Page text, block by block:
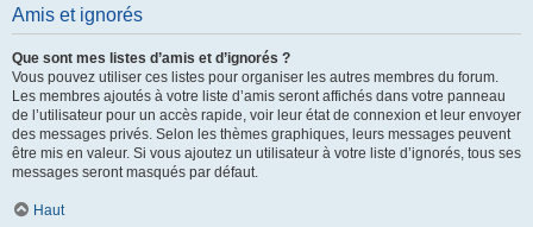
Amis et ignorés
Que sont mes listes d’amis et d’ignorés ?
Vous pouvez utiliser ces listes pour organiser les autres membres du forum.
Les membres ajoutés à votre liste d’amis seront affichés dans votre panneau
de l’utilisateur pour un accès rapide, voir leur état de connexion et leur envoyer
des messages privés. Selon les thèmes graphiques, leurs messages peuvent
être mis en valeur. Si vous ajoutez un utilisateur à votre liste d’ignorés, tous ses
messages seront masqués par défaut.
Haut